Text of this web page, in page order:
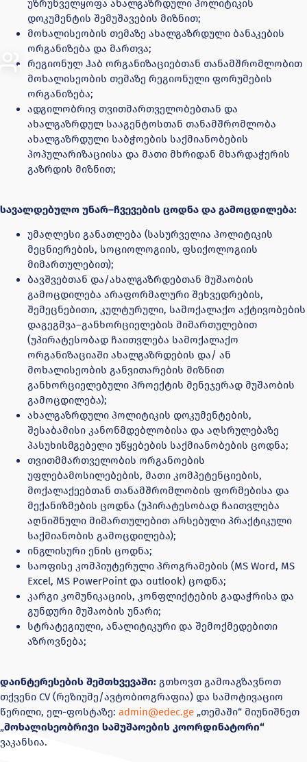
უზრუნველყოფა ახალგაზრდული პოლიტიკის
დოკუმენტის შემუშავების მიზნით;
მოხალისეობის თემაზე ახალგაზრდული ბანაკების
ორგანიზება და მართვა;
რეგიონულ ჰაბ ორგანიზაციებთან თანამშრომლობით
მოხალისეობის თემაზე რეგიონული ფორუმების
ორგანიზება;
ადგილობრივ თვითმართველობებთან და
ახალგაზრდულ სააგენტოსთან თანამშრომლობა
ახალგაზრდული საბჭოების საქმიანობების
პოპულარიზაციისა და მათი მხრიდან მხარდაჭერის
გაზრდის მიზნით;
სავალდებულო უნარ–ჩვევების ცოდნა და გამოცდილება:
უმაღლესი განათლება (სასურველია პოლიტიკის
მეცნიერების, სოციოლოგიის, ფსიქოლოგიის
მიმართულებით);
ბავშვებთან და/ახალგაზრდებთან მუშაობის
გამოცდილება არაფორმალური შეხვედრების,
შემეცნებითი, კულტურული, სამოქალაქო აქტივობების
დაგეგმვა–განხორციელების მიმართულებით
(უპირატესობად ჩაითვლება სამოქალაქო
ორგანიზაციაში ახალგაზრდების და/ ან
მოხალისეობის განვითარების მიზნით
განხორციელებული პროექტის მენეჯერად მუშაობის
გამოცდილება);
ახალგაზრდული პოლიტიკის დოკუმენტების,
შესაბამისი კანონმდებლობისა და აღსრულებაზე
პასუხისმგებელი უწყებების საქმიანობების ცოდნა;
თვითმმართველობის ორგანოების
უფლებამოსილებების, მათი კომპეტენციების,
მოქალაქეებთან თანამშრომლობის ფორმებისა და
მექანიზმების ცოდნა (უპირატესობად ჩაითვლება
აღნიშნული მიმართულებით არსებული პრაქტიკული
საქმიანობის გამოცდილება);
ინგლისური ენის ცოდნა;
საოფისე კომპიუტერული პროგრამების (MS Word, MS
Excel, MS PowerPoint და outlook) ცოდნა;
კარგი კომუნიკაციის, კონფლიქტების გადაჭრისა და
გუნდური მუშაობის უნარი;
სტრატეგიული, ანალიტიკური და შემოქმედებითი
აზროვნება;
დაინტერესების შემთხვევაში: გთხოვთ გამოაგზავნოთ
თქვენი CV (რეზიუმე/ავტობიოგრაფია) და სამოტივაციო
წერილი, ელ-ფოსტაზე: admin@edec.ge „თემაში“ მიუნიშნეთ
„მოხალისეობრივი სამუშაოების კოორდინატორი“
ვაკანსია.